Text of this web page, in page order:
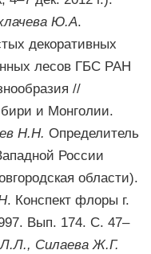
Ю.А.
декоративных
лесов ГБС РАН
//
и Монголии.
Н.Н. Определитель
России
области).
. Конспект флоры г.
Вып. 174. С. 47–
Силаева Ж.Г.